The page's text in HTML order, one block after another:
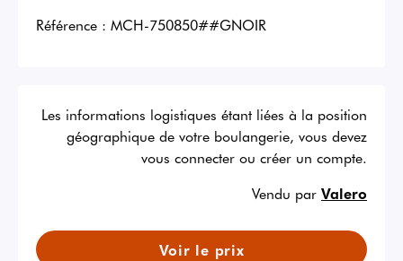
Référence : MCH-750850##GNOIR
Les informations logistiques étant liées à la position
géographique de votre boulangerie, vous devez
vous connecter ou créer un compte.
Vendu par Valero
Voir le prix